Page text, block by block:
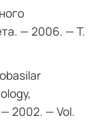
— 2006. — Т.
2002. — Vol.